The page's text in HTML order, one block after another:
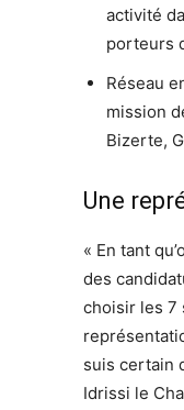
activité
porteurs
Réseau
mission
Bizerte,
Une
« En tant
des
choisir les 7
suis certain
Idrissi le